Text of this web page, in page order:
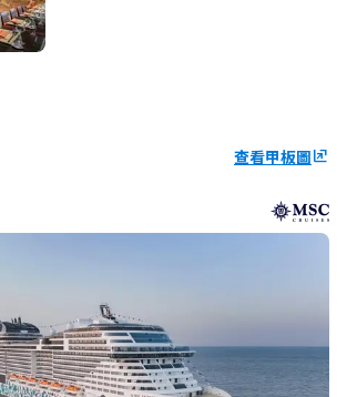
查看甲板圖ungroup